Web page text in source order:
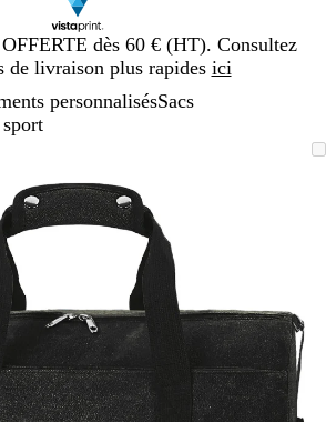
dès 60 € (HT). Consultez
de livraison plus rapides ici
personnalisésSacs
minimum
développer
touches
plus
zoomer
et
les
touches
fléchées